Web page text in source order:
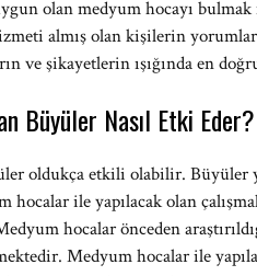
olan medyum hocayı
almış olan kişilerin
ve şikayetlerin ışığında en
Büyüler Nasıl Etki Eder?
oldukça etkili olabilir. Büyüler
ile yapılacak olan
hocalar önceden
Medyum hocalar ile